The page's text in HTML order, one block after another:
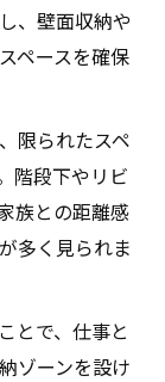
、壁面収納や
ペースを確保
限られたスペ
階段下やリビ
族との距離感
多く見られま
とで、仕事と
ゾーンを設け